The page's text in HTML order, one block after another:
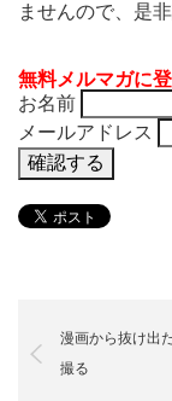
ませんので、是
無料メルマガに
お名前
メールアドレス
漫画から抜け出
撮る